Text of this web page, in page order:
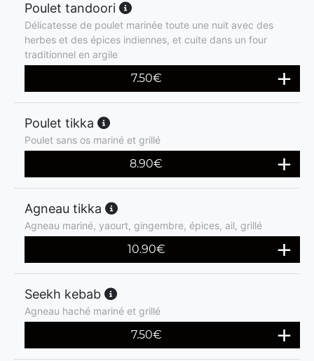
Poulet tandoori
Délicatesse de poulet marinée toute une nuit avec des
herbes et des épices indiennes, et cuite dans un four
traditionnel en argile
7.50€
Poulet tikka
Poulet sans os mariné et grillé
8.90€
Agneau tikka
Agneau mariné, yaourt, gingembre, épices, ail, grillé
10.90€
Seekh kebab
Agneau haché mariné et grillé
7.50€